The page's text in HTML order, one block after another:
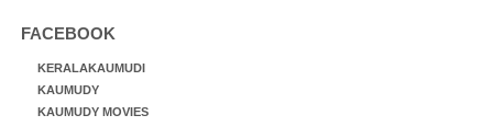
FACEBOOK
KERALAKAUMUDI
KAUMUDY
KAUMUDY MOVIES